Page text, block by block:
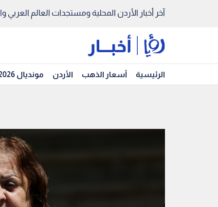
آخر أخبار الأردن المحلية ومستجدات العالم العربي
الرئيسية أسعار الذهب الأردن مونديال 2026